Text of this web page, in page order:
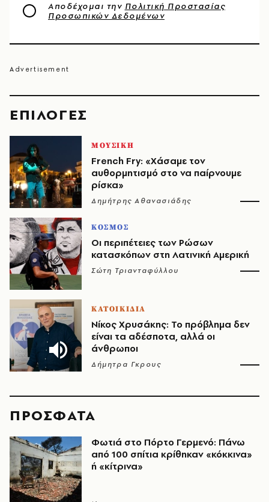
EΠΙΛΟΓΈΣ
ΜΟΥΣΙΚΗ
French Fry: «Χάσαμε τον
αυθορμητισμό στο να παίρνουμε
ρίσκα»
Δημήτρης Αθανασιάδης
ΚΟΣΜΟΣ
Οι περιπέτειες των Ρώσων
κατασκόπων στη Λατινική Αμερική
Σώτη Τριανταφύλλου
ΚΑΤΟΙΚΙΔΙΑ
Νίκος Χρυσάκης: Το πρόβλημα δεν
είναι τα αδέσποτα, αλλά οι
άνθρωποι
Δήμητρα Γκρους
Αποδέχομαι την Πολιτική Προστασίας
Προσωπικών Δεδομένων
ΠΡΟΣΦΑΤΑ
Φωτιά στο Πόρτο Γερμενό: Πάνω
από 100 σπίτια κρίθηκαν «κόκκινα»
ή «κίτρινα»